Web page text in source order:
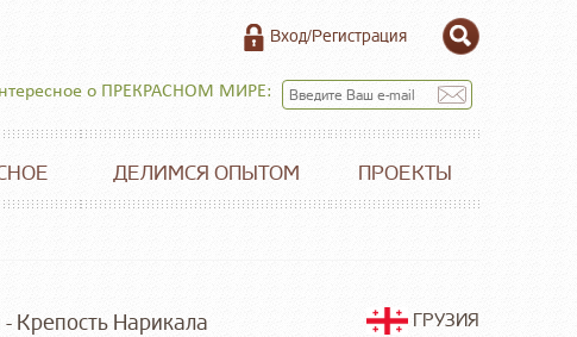
Вход/Регистрация
о ПРЕКРАСНОМ МИРЕ:
ДЕЛИМСЯ ОПЫТОМ ПРОЕКТЫ
Крепость Нарикала ГРУЗИЯ